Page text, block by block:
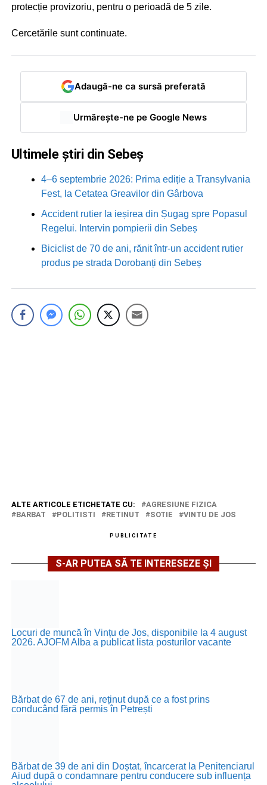
protecție provizoriu, pentru o perioadă de 5 zile.
Cercetările sunt continuate.
Adaugă-ne ca sursă preferată
Urmărește-ne pe Google News
Ultimele știri din Sebeș
4–6 septembrie 2026: Prima ediție a Transylvania
Fest, la Cetatea Greavilor din Gârbova
Accident rutier la ieșirea din Șugag spre Popasul
Regelui. Intervin pompierii din Sebeș
Biciclist de 70 de ani, rănit într-un accident rutier
produs pe strada Dorobanți din Sebeș
ALTE ARTICOLE ETICHETATE CU:
AGRESIUNE FIZICA
BARBAT
POLITISTI RETINUT SOTIE VINTU DE JOS
PUBLICITATE
S-AR PUTEA SĂ TE INTERESEZE ȘI
Locuri de muncă în Vințu de Jos, disponibile la 4 august
2026. AJOFM Alba a publicat lista posturilor vacante
Bărbat de 67 de ani, reținut după ce a fost prins
conducând fără permis în Petrești
Bărbat de 39 de ani din Doștat, încarcerat la Penitenciarul
Aiud după o condamnare pentru conducere sub influența